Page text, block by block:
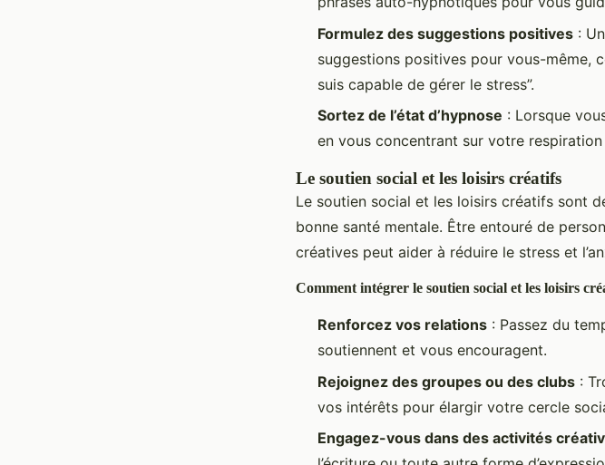
Formulez des suggestions positives :
suggestions positives pour vous-même,
suis capable de gérer le stress”.
Sortez de l’état d’hypnose : Lorsque
en vous concentrant sur votre
Le soutien social et les loisirs créatifs
Le soutien social et les loisirs créatifs sont
bonne santé mentale. Être entouré de
créatives peut aider à réduire le stress et
Comment intégrer le soutien social et les loisirs
Renforcez vos relations : Passez du
soutiennent et vous encouragent.
Rejoignez des groupes ou des clubs :
vos intérêts pour élargir votre cercle
Engagez-vous dans des activités